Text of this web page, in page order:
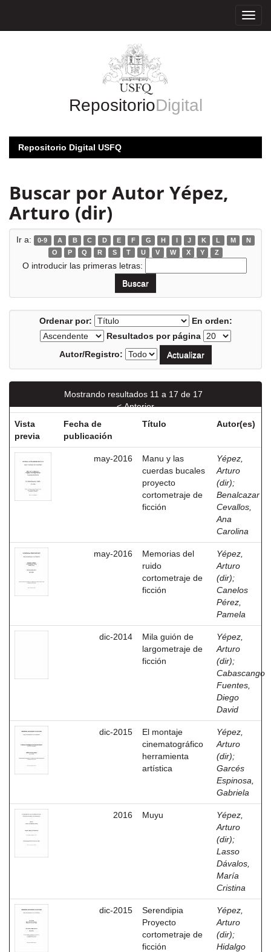
RepositorioDigital
Repositorio Digital USFQ
Buscar por Autor Yépez,
Arturo (dir)
Ir a: 0-9 A B C D E F G H I J K L M
N
O
P Q R S T U V W X Y Z
O introducir las primeras letras:
Ordenar por:
En orden:
Resultados por página
Autor/Registro:
Mostrando resultados 11 a 17 de 17
< Anterior
Vista
previa
Fecha de
publicación
Título Autor(es)
may-2016
Manu y las
cuerdas bucales
proyecto
cortometraje de
ficción
Yépez,
Arturo
(dir);
Benalcazar
Cevallos,
Ana
Carolina
may-2016
Memorias del
ruido
cortometraje de
ficción
Yépez,
Arturo
(dir);
Canelos
Pérez,
Pamela
dic-2014
Mila guión de
largometraje de
ficción
Yépez,
Arturo
(dir);
Cabascango
Fuentes,
Diego
David
dic-2015
El montaje
cinematográfico
herramienta
artística
Yépez,
Arturo
(dir);
Garcés
Espinosa,
Gabriela
2016 Muyu
Yépez,
Arturo
(dir);
Lasso
Dávalos,
María
Cristina
dic-2015
Serendipia
Proyecto
cortometraje de
ficción
Yépez,
Arturo
(dir);
Hidalgo